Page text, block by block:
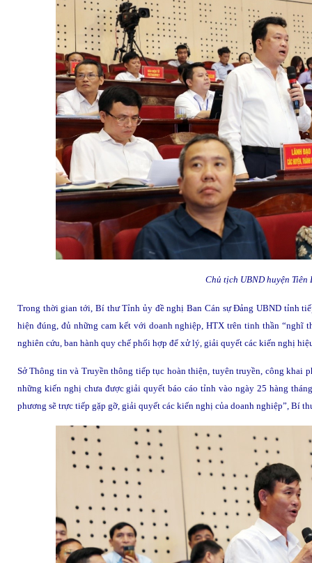
Chủ tịch UBND huyện
Trong thời gian tới, Bí thư Tỉnh ủy đề nghị Ban Cán sự Đảng UBND tỉnh
hiện đúng, đủ những cam kết với doanh nghiệp, HTX trên tinh thần “nghĩ
nghiên cứu, ban hành quy chế phối hợp để xử lý, giải quyết các kiến nghị
Sở Thông tin và Truyền thông tiếp tục hoàn thiện, tuyên truyền, công khai
những kiến nghị chưa được giải quyết báo cáo tỉnh vào ngày 25 hàng
phương sẽ trực tiếp gặp gỡ, giải quyết các kiến nghị của doanh nghiệp”, Bí